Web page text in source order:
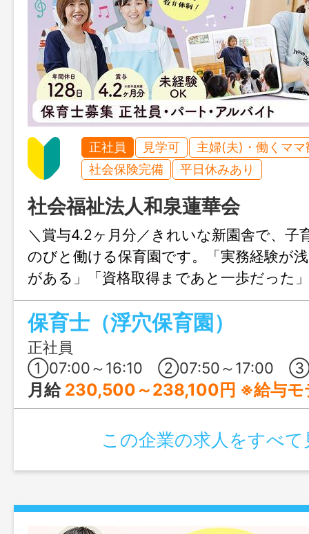
正社員 見学可
主婦(夫)・働くママ
社会保険完備
平日休みあり
社会福祉法人和泉蓮華会
＼賞与4.2ヶ月分／きれいな新園舎で、子
のびと働ける保育園です。「実務経験が
がある」「資格取得まであと一歩だった
育士の夢を諦めかけている方も大歓迎！
独自の研修制度やサポート体制が整って
ペースで成長できます。子どもたちの笑
ら、保育士として新たな一歩を踏み出し
保育士（浮穴保育園）
正社員
①07:00～16:10 ②07:50～17:00 ③08:30～17:40 ④08:50～18:10 ⑤08:50～最終（延長20:00まで超勤） ※①～⑤の
月給 230,500～238,100円 ※給与モ
この企業の求人をすべて